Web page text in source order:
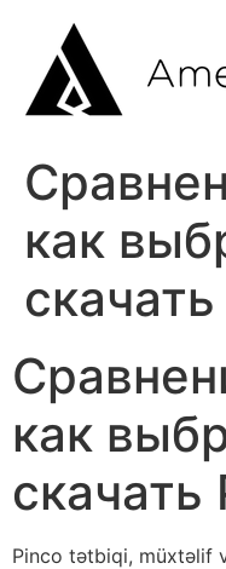
как
как
скачать
Pinco tətbiqi, müxtəlif